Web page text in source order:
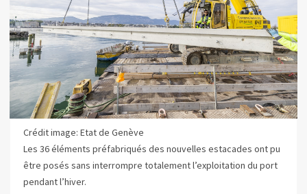
Crédit image: Etat de Genève
Les 36 éléments préfabriqués des nouvelles estacades ont pu
être posés sans interrompre totalement l’exploitation du port
pendant l’hiver.